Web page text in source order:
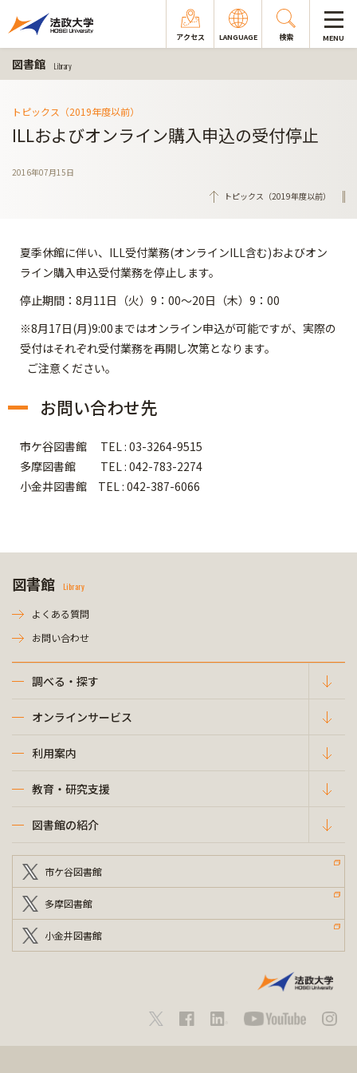
アクセス LANGUAGE 検索 MENU
図書館 Library
トピックス（2019年度以前）
ILLおよびオンライン購入申込の受付停止
2016年07月15日
トピックス（2019年度以前）
夏季休館に伴い、ILL受付業務(オンラインILL含む)およびオン
ライン購入申込受付業務を停止します。
停止期間：8月11日（火）9：00～20日（木）9：00
※8月17日(月)9:00まではオンライン申込が可能ですが、実際の
受付はそれぞれ受付業務を再開し次第となります。
ご注意ください。
お問い合わせ先
市ケ谷図書館 TEL : 03-3264-9515
多摩図書館 TEL : 042-783-2274
小金井図書館 TEL : 042-387-6066
図書館 Library
よくある質問
お問い合わせ
調べる・探す
オンラインサービス
利用案内
教育・研究支援
図書館の紹介
市ケ谷図書館
多摩図書館
小金井図書館